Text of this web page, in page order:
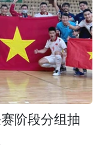
阶段分组抽